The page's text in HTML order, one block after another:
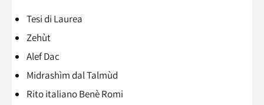
Tesi di Laurea
Zehùt
Alef Dac
Midrashìm dal Talmùd
Rito italiano Benè Romi​